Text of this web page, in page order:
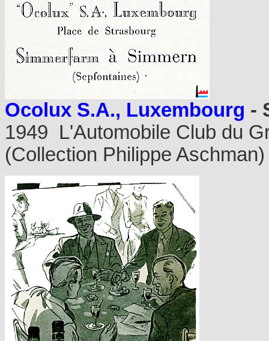
Ocolux S.A., Luxembourg -
1949 L'Automobile Club du
(Collection Philippe Aschman)